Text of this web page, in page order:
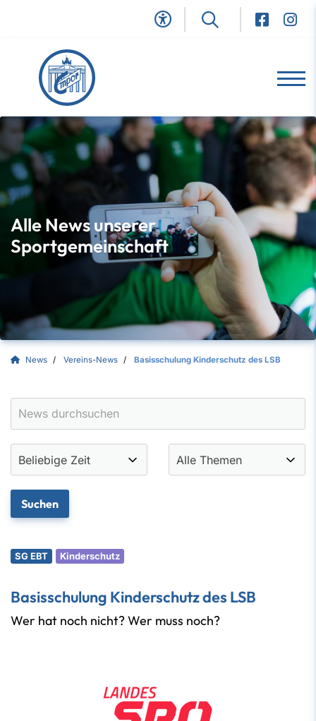
Alle News unserer
Sportgemeinschaft
News Vereins-News Basisschulung Kinderschutz des LSB
SG EBT Kinderschutz
Basisschulung Kinderschutz des LSB
Wer hat noch nicht? Wer muss noch?